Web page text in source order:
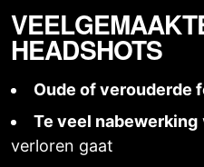
HEADSHOTS
Oude of verouderde
Te veel nabewerking
verloren gaat